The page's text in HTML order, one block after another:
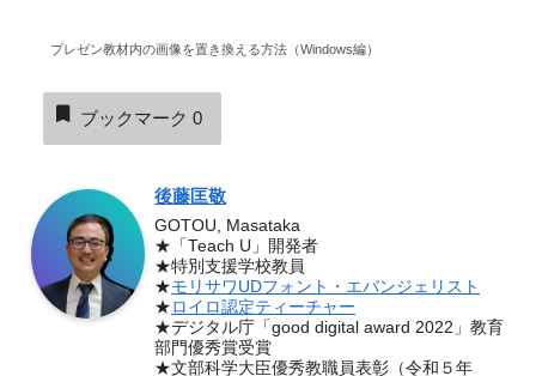
プレゼン教材内の画像を置き換える方法（Windows編）
ブックマーク 0
後藤匡敬
GOTOU, Masataka
★「Teach U」開発者
★特別支援学校教員
★モリサワUDフォント・エバンジェリスト
★ ロイロ認定ティーチャー
★デジタル庁「good digital award 2022」教育
部門優秀賞受賞
★文部科学大臣優秀教職員表彰（令和５年